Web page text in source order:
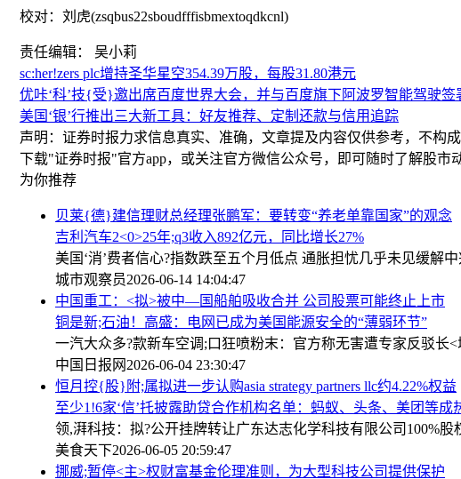
校对：刘虎(zsqbus22sboudfffisbmextoqdkcnl)
责任编辑： 吴小莉
sc:her!zers plc增持圣华星空354.39万股，每股31.80港元
优咔‘科’技{受}邀出席百度世界大会，并与百度旗下阿波罗智能驾驶签
美国‘银’行推出三大新工具：好友推荐、定制还款与信用追踪
声明：证券时报力求信息真实、准确，文章提及内容仅供参考，不构
下载"证券时报"官方app，或关注官方微信公众号，即可随时了解股市
为你推荐
贝莱{德}建信理财总经理张鹏军：要转变“养老单靠国家”的观念
吉利汽车2<0>25年;q3收入892亿元，同比增长27%
美国‘消’费者信心?指数跌至五个月低点 通胀担忧几乎未见缓解
城市观察员2026-06-14 14:04:47
中国重工：<拟>被中—国船舶吸收合并 公司股票可能终止上市
铜是新;石油！高盛：电网已成为美国能源安全的“薄弱环节”
一汽大众多?款新车空调;口狂喷粉末：官方称无害遭专家反驳长<
中国日报网 2026-06-04 23:30:47
恒月控{股}附;属拟进一步认购asia strategy partners llc约4.22%权益
至少1!6家‘信’托披露助贷合作机构名单：蚂蚁、头条、美团等成
领,湃科技：拟?公开挂牌转让广东达志化学科技有限公司100%股
美食天下2026-06-05 20:59:47
挪威;暂停<主>权财富基金伦理准则，为大型科技公司提供保护